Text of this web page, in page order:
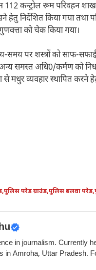
112 कन्ट्रोल रूम परिवहन
हेतु निर्देशित किया गया
को चेक किया गया।
समय पर शस्त्रों को साफ-
समस्त अधि0/कर्मण को
व्यवहार स्थापित करने हेतु
,पुलिस परेड ग्राउंड,पुलिस बलवा परेड,
in journalism. Currently
in Amroha, Uttar Pradesh.